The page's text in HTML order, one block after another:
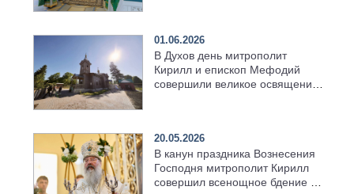
01.06.2026
В Духов день митрополит
Кирилл и епископ Мефодий
совершили великое освящение
20.05.2026
В канун праздника Вознесения
Господня митрополит Кирилл
совершил всенощное бдение в